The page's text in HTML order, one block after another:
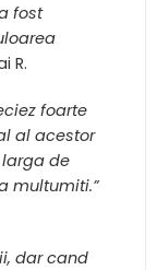
fost
R.
foarte
al acestor
de
multumiti.”
dar cand